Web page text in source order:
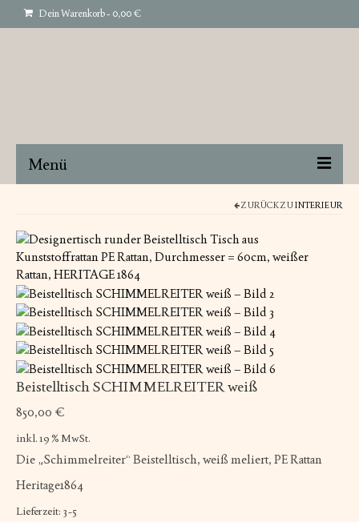
Dein Warenkorb- 0,00€
Menü
GARTENMÖBEL
INTERIEUR
ART
ÜBER UNS
ZURÜCK ZUINTERIEUR
Beistelltisch SCHIMMELREITER weiß
850,00 €
inkl. 19 % MwSt.
Die „Schimmelreiter“ Beistelltisch, weiß meliert, PE Rattan
Heritage1864
Lieferzeit: 3-5